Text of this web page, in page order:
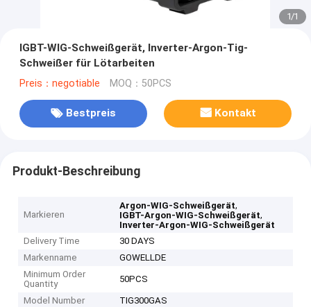
1/1
IGBT-WIG-Schweißgerät, Inverter-Argon-Tig-
Schweißer für Lötarbeiten
Preis：negotiable MOQ：50PCS
Bestpreis Kontakt
Produkt-Beschreibung
Markieren
Argon-WIG-Schweißgerät,
IGBT-Argon-WIG-Schweißgerät,
Inverter-Argon-WIG-Schweißgerät
Delivery Time
30 DAYS
Markenname
GOWELLDE
Minimum Order
Quantity
50PCS
Model Number
TIG300GAS